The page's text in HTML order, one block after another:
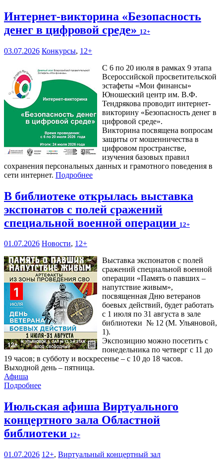
Интернет-викторина «Безопасность
денег в цифровой среде» 12+
03.07.2026 Конкурсы, 12+
С 6 по 20 июля в рамках 9 этапа
Всероссийской просветительской
эстафеты «Мои финансы»
Юношеский центр им. В.Ф.
Тендрякова проводит интернет-
викторину «Безопасность денег в
цифровой среде».
Викторина посвящена вопросам
защиты от мошенничества в
цифровом пространстве,
изучения базовых правил
сохранения персональных данных и грамотного поведения в
сети интернет. Подробнее
В библиотеке открылась выставка
экспонатов с полей сражений
специальной военной операции 12+
01.07.2026 Новости, 12+
Выставка экспонатов с полей
сражений специальной военной
операции «Память о павших –
напутствие живым»,
посвященная Дню ветеранов
боевых действий, будет работать
с 1 июля по 31 августа в зале
библиотеки № 12 (М. Ульяновой,
1).
Экспозицию можно посетить с
понедельника по четверг с 11 до
19 часов; в субботу и воскресенье – с 10 до 18 часов.
Выходной день – пятница.
Афиша
Подробнее
Июльская афиша Виртуального
концертного зала Областной
библиотеки 12+
01.07.2026 12+, Виртуальный концертный зал